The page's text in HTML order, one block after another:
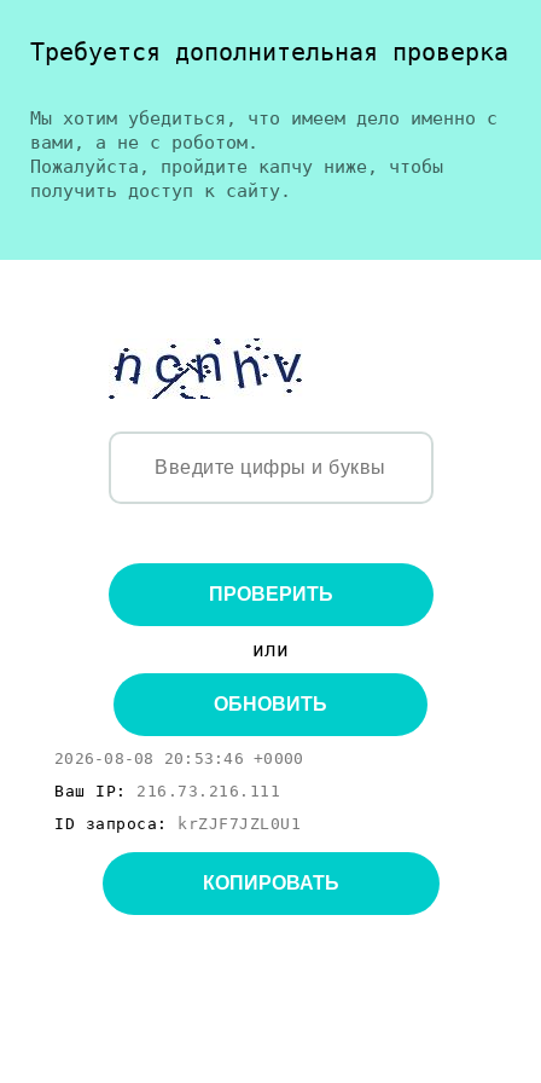
Требуется дополнительная проверка
Мы хотим убедиться, что имеем дело именно с
вами, а не с роботом.
Пожалуйста, пройдите капчу ниже, чтобы
получить доступ к сайту.
ПРОВЕРИТЬ
или
ОБНОВИТЬ
2026-08-08 20:53:46 +0000
Ваш IP: 216.73.216.111
ID запроса:
krZJF7JZL0U1
КОПИРОВАТЬ